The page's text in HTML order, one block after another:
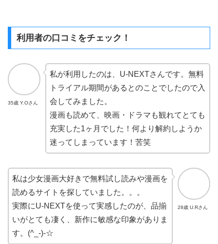
利用者の口コミをチェック！
35歳 Y.Oさん
私が利用したのは、U-NEXTさんです。無料
トライアル期間があるとのことでしたので入
会してみました。
漫画も読めて、映画・ドラマも観れてとても
充実した1ヶ月でした！何より解約しようか
迷ってしまっています！苦笑
28歳 U.Rさん
私は少女漫画大好きで無料試し読みや漫画を
読めるサイトを探していました。。。
実際にU-NEXTを使って実感したのが、品揃
いがとても凄く、新作に敏感な印象がありま
す。(^_-)-☆